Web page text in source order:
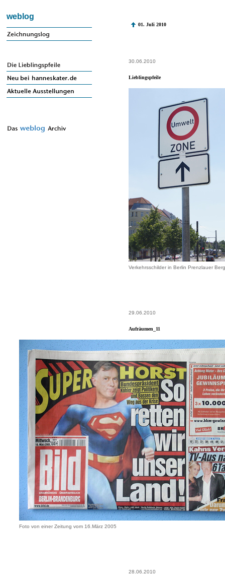
weblog
01. Juli 2010
30.06.2010
Lieblingspfeile
Verkehrsschilder in Berlin Prenzlauer Berg
29.06.2010
Aufräumen_11
Foto von einer Zeitung vom 16.März 2005
28.06.2010